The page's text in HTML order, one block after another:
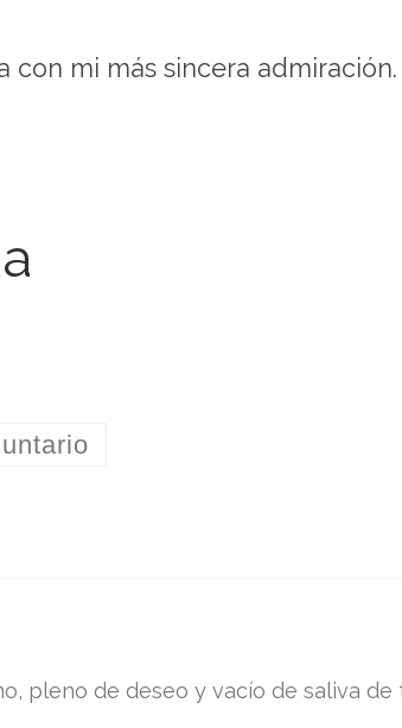
con mi más sincera admiración.
pleno de deseo y vacío de saliva